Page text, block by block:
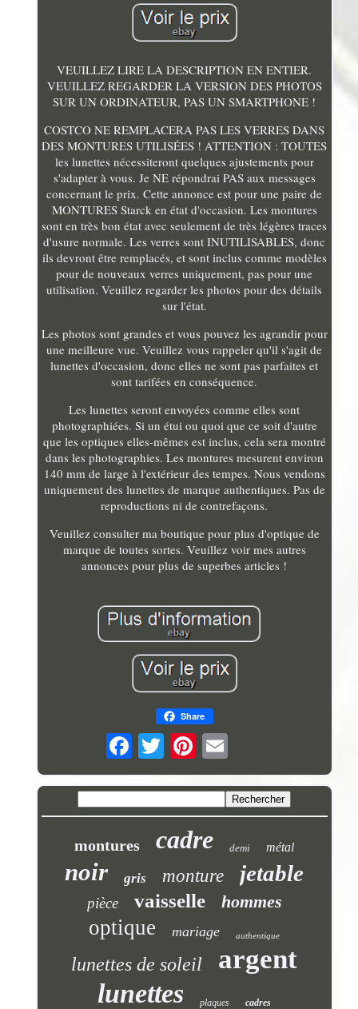
VEUILLEZ LIRE LA DESCRIPTION EN ENTIER.
VEUILLEZ REGARDER LA VERSION DES PHOTOS
SUR UN ORDINATEUR, PAS UN SMARTPHONE !
COSTCO NE REMPLACERA PAS LES VERRES DANS
DES MONTURES UTILISÉES ! ATTENTION : TOUTES
les lunettes nécessiteront quelques ajustements pour
s'adapter à vous. Je NE répondrai PAS aux messages
concernant le prix. Cette annonce est pour une paire de
MONTURES Starck en état d'occasion. Les montures
sont en très bon état avec seulement de très légères traces
d'usure normale. Les verres sont INUTILISABLES, donc
ils devront être remplacés, et sont inclus comme modèles
pour de nouveaux verres uniquement, pas pour une
utilisation. Veuillez regarder les photos pour des détails
sur l'état.
Les photos sont grandes et vous pouvez les agrandir pour
une meilleure vue. Veuillez vous rappeler qu'il s'agit de
lunettes d'occasion, donc elles ne sont pas parfaites et
sont tarifées en conséquence.
Les lunettes seront envoyées comme elles sont
photographiées. Si un étui ou quoi que ce soit d'autre
que les optiques elles-mêmes est inclus, cela sera montré
dans les photographies. Les montures mesurent environ
140 mm de large à l'extérieur des tempes. Nous vendons
uniquement des lunettes de marque authentiques. Pas de
reproductions ni de contrefaçons.
Veuillez consulter ma boutique pour plus d'optique de
marque de toutes sortes. Veuillez voir mes autres
annonces pour plus de superbes articles !
Share
montures cadre demi métal
noir gris monture jetable
pièce vaisselle hommes
optique mariage authentique
lunettes de soleil argent
lunettes plaques cadres